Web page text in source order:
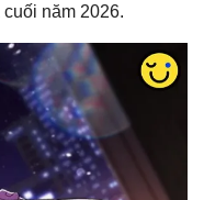
năm 2026.